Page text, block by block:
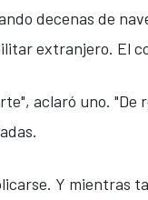
decenas de
extranjero. El
aclaró uno.
Y mientras